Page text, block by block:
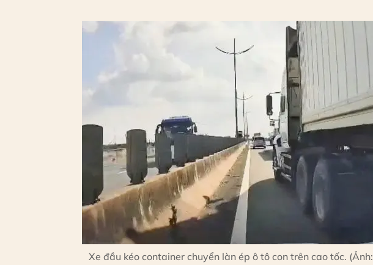
Xe đầu kéo container chuyển làn ép ô tô con trên cao tốc.